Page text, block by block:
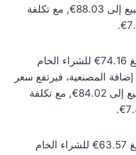
الشراء إلى 85.46€ وسعر البيع إلى 88.03€, مع تكلفة
سعر الذهب عيار 21 اليوم يبلغ 74.16€ للشراء الخام
مع إضافة المصنعية، فيرتفع سعر
الشراء إلى 81.58€ وسعر البيع إلى 84.02€, مع تكلفة
سعر الذهب عيار 18 اليوم يبلغ 63.57€ للشراء الخام